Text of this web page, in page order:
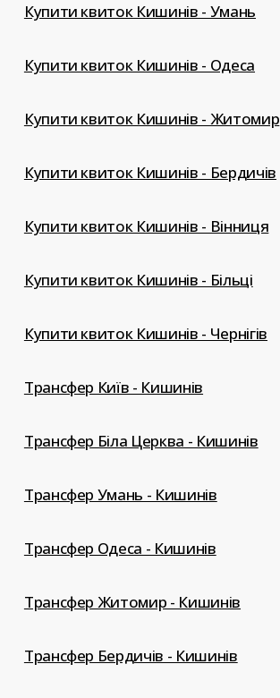
Купити квиток Кишинів - Умань
Купити квиток Кишинів - Одеса
Купити квиток Кишинів - Житомир
Купити квиток Кишинів - Бердичів
Купити квиток Кишинів - Вінниця
Купити квиток Кишинів - Більці
Купити квиток Кишинів - Чернігів
Трансфер Київ - Кишинів
Трансфер Біла Церква - Кишинів
Трансфер Умань - Кишинів
Трансфер Одеса - Кишинів
Трансфер Житомир - Кишинів
Трансфер Бердичів - Кишинів